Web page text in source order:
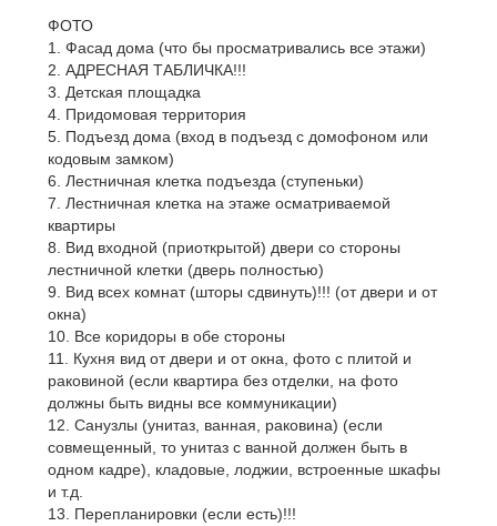
ФОТО
1. Фасад дома (что бы просматривались все этажи)
2. АДРЕСНАЯ ТАБЛИЧКА!!!
3. Детская площадка
4. Придомовая территория
5. Подъезд дома (вход в подъезд с домофоном или
кодовым замком)
6. Лестничная клетка подъезда (ступеньки)
7. Лестничная клетка на этаже осматриваемой
квартиры
8. Вид входной (приоткрытой) двери со стороны
лестничной клетки (дверь полностью)
9. Вид всех комнат (шторы сдвинуть)!!! (от двери и от
окна)
10. Все коридоры в обе стороны
11. Кухня вид от двери и от окна, фото с плитой и
раковиной (если квартира без отделки, на фото
должны быть видны все коммуникации)
12. Санузлы (унитаз, ванная, раковина) (если
совмещенный, то унитаз с ванной должен быть в
одном кадре), кладовые, лоджии, встроенные шкафы
и т.д.
13. Перепланировки (если есть)!!!